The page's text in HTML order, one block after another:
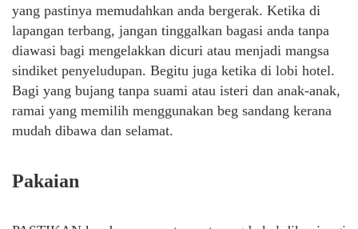
yang pastinya memudahkan anda bergerak. Ketika di
lapangan terbang, jangan tinggalkan bagasi anda tanpa
diawasi bagi mengelakkan dicuri atau menjadi mangsa
sindiket penyeludupan. Begitu juga ketika di lobi hotel.
Bagi yang bujang tanpa suami atau isteri dan anak-anak,
ramai yang memilih menggunakan beg sandang kerana
mudah dibawa dan selamat.
Pakaian